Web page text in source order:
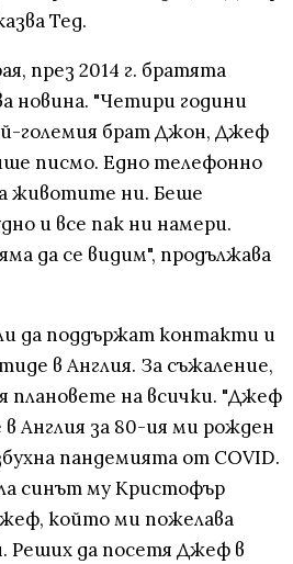
Тед.
през 2014 г. братята
новина. "Четири години
големия брат Джон, Джеф
писмо. Едно телефонно
животите ни. Беше
и все пак ни намери.
да се видим", продължава
да поддържат контакти и
в Англия. За съжаление,
плановете на всички. "Джеф
Англия за 80-ия ми рожден
пандемията от COVID.
синът му Кристофър
който ми пожелава
Реших да посетя Джеф в